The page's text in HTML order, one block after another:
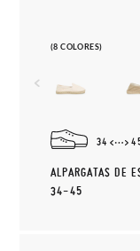
(8 COLORES)
34
ALPARGATAS DE
34-45